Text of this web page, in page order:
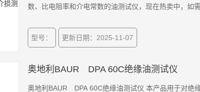
数、比电阻率和介电常数的油测试仪，现在热卖中，如
型号： 更新日期：2025-11-07
奥地利BAUR DPA 60C绝缘油测试仪
奥地利BAUR DPA 60C绝缘油测试仪 本产品用于对绝